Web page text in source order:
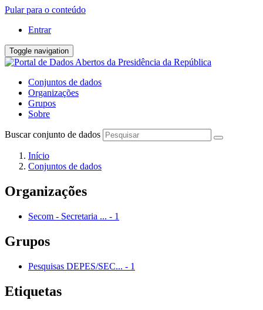
Pular para o conteúdo
Entrar
Toggle navigation
Conjuntos de dados
Organizações
Grupos
Sobre
Buscar conjunto de dados
Início
Conjuntos de dados
Organizações
Secom - Secretaria ... - 1
Grupos
Pesquisas DEPES/SEC... - 1
Etiquetas